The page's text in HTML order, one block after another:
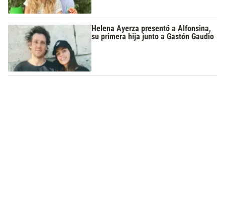
Helena Ayerza presentó a Alfonsina,
su primera hija junto a Gastón Gaudio